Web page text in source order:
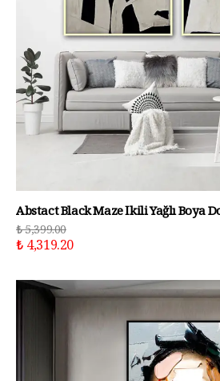
Abstact Black Maze İkili Yağlı Boya
₺ 5,399.00
₺ 4,319.20